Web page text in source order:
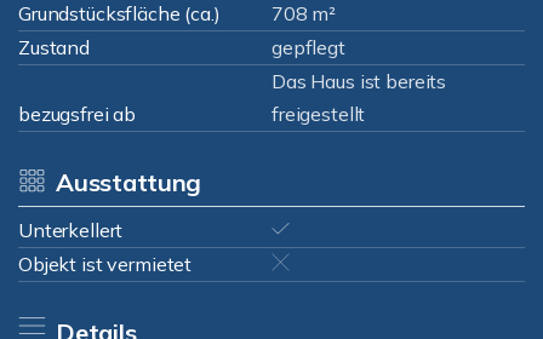
Grundstücksfläche (ca.)
708 m²
Zustand
gepflegt
bezugsfrei ab
Das Haus ist bereits
freigestellt
Ausstattung
Unterkellert
Objekt ist vermietet
Details